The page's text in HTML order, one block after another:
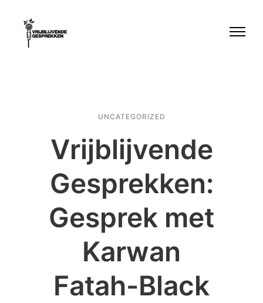
UNCATEGORIZED
Vrijblijvende
Gesprekken:
Gesprek met
Karwan
Fatah-Black